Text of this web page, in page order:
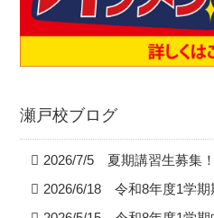
瀬戸校ブログ
2026/7/5 夏期講習生募集！
2026/6/18 令和8年度1学期